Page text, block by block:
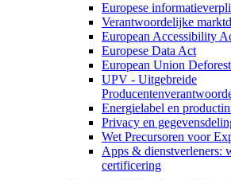
Europese
Verantwoordelijke
European Accessibility
Europese Data Act
European Union
UPV - Uitgebreide
Energielabel en
Privacy en
Wet Precursoren voor
Apps & dienstverleners:
certificering